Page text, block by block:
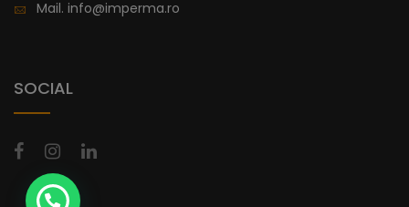
Mail. info@imperma.ro
SOCIAL